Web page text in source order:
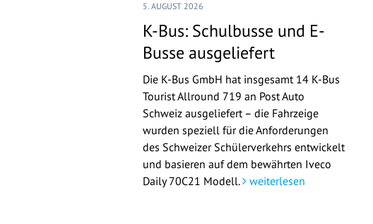
5. AUGUST 2026
K-Bus: Schulbusse und E-
Busse ausgeliefert
Die K-Bus GmbH hat insgesamt 14 K-Bus
Tourist Allround 719 an Post Auto
Schweiz ausgeliefert – die Fahrzeige
wurden speziell für die Anforderungen
des Schweizer Schülerverkehrs entwickelt
und basieren auf dem bewährten Iveco
Daily 70C21 Modell.
weiterlesen